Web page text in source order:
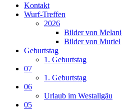
Kontakt
Wurf-Treffen
2026
Bilder von
Bilder von Muriel
Geburtstag
1. Geburtstag
07
1. Geburtstag
06
Urlaub im Westallgäu
05